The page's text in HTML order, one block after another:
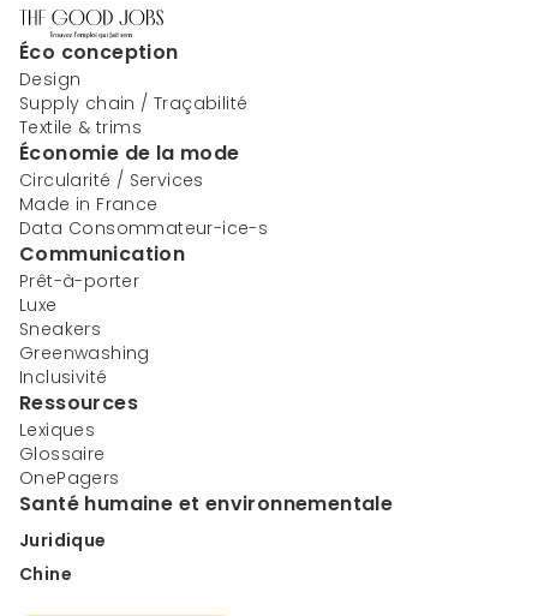
Éco conception
Design
Supply chain / Traçabilité
Textile & trims
Économie de la mode
Circularité / Services
Made in France
Data Consommateur-ice-s
Communication
Prêt-à-porter
Luxe
Sneakers
Greenwashing
Inclusivité
Ressources
Lexiques
Glossaire
OnePagers
Santé humaine et environnementale
Juridique
Chine